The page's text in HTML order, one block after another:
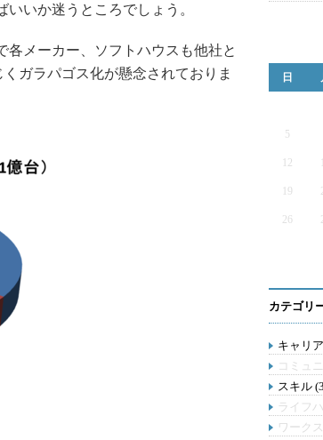
いか迷うところでしょう。
各メーカー、ソフトハウスも他社と
ガラパゴス化が懸念されておりま
日
5
12
19
26
カテゴリ
キャリ
コミュ
スキル
ライフ
ワーク